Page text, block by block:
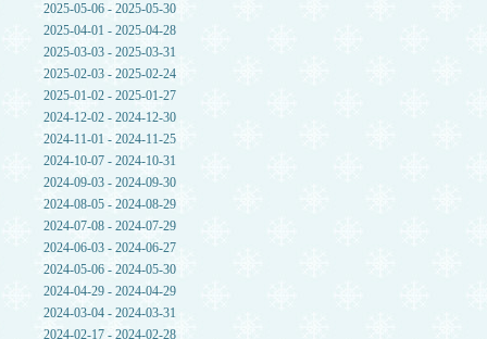
2025-05-06 - 2025-05-30
2025-04-01 - 2025-04-28
2025-03-03 - 2025-03-31
2025-02-03 - 2025-02-24
2025-01-02 - 2025-01-27
2024-12-02 - 2024-12-30
2024-11-01 - 2024-11-25
2024-10-07 - 2024-10-31
2024-09-03 - 2024-09-30
2024-08-05 - 2024-08-29
2024-07-08 - 2024-07-29
2024-06-03 - 2024-06-27
2024-05-06 - 2024-05-30
2024-04-29 - 2024-04-29
2024-03-04 - 2024-03-31
2024-02-17 - 2024-02-28